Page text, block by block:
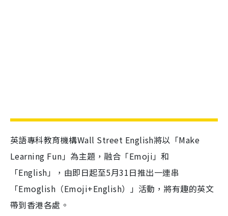
英語專科教育機構Wall Street English將以「Make
Learning Fun」為主題，融合「Emoji」和
「English」，由即日起至5月31日推出一連串
「Emoglish（Emoji+English）」活動，將有趣的英文
帶到香港各處。